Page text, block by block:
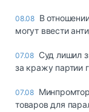
08.08 В
могут ввести
07.08 Суд лишил
за кражу партии
07.08
товаров для